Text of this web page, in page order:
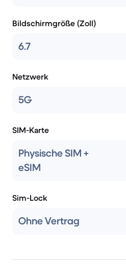
Bildschirmgröße (Zoll)
6.7
Netzwerk
5G
SIM-Karte
Physische SIM +
eSIM
Sim-Lock
Ohne Vertrag